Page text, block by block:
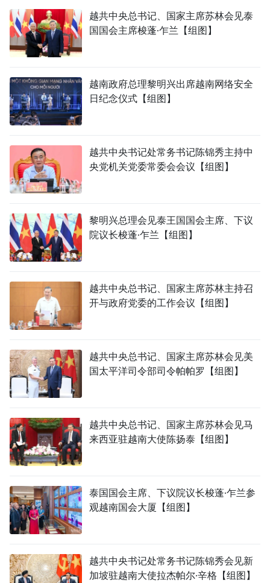
越共中央总书记、国家主席苏林会见泰
国国会主席梭蓬·乍兰【组图】
越南政府总理黎明兴出席越南网络安全
日纪念仪式【组图】
越共中央书记处常务书记陈锦秀主持中
央党机关党委常委会会议【组图】
黎明兴总理会见泰王国国会主席、下议
院议长梭蓬·乍兰【组图】
越共中央总书记、国家主席苏林主持召
开与政府党委的工作会议【组图】
越共中央总书记、国家主席苏林会见美
国太平洋司令部司令帕帕罗【组图】
越共中央总书记、国家主席苏林会见马
来西亚驻越南大使陈扬泰【组图】
泰国国会主席、下议院议长梭蓬·乍兰参
观越南国会大厦【组图】
越共中央书记处常务书记陈锦秀会见新
加坡驻越南大使拉杰帕尔·辛格【组图】